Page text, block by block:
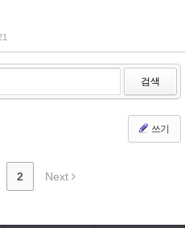
검색
쓰기
2 Next